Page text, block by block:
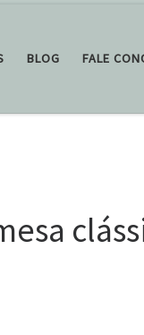
BLOG FALE